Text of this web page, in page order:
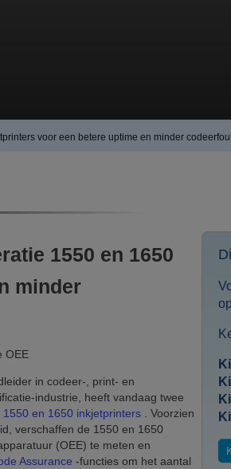
voor een betere uptime en minder
1550 en 1650
minder
OEE
in codeer-, print- en
industrie, heeft vandaag twee
1550 en 1650 inkjetprinters . Voorzien
verschaffen de 1550 en 1650
(OEE) te meten en
Assurance -functies om het aantal